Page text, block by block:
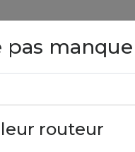
-
pas
routeur